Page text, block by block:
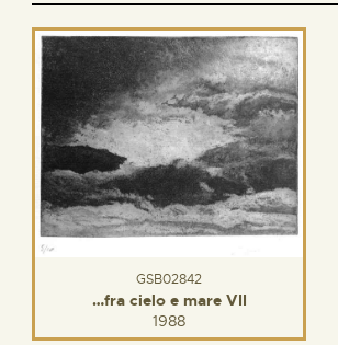
GSB02842
…fra cielo e mare VII
1988